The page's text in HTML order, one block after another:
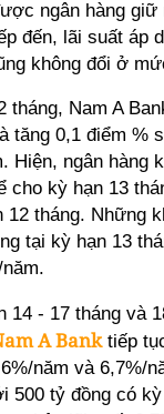
ngân hàng giữ
đến, lãi suất áp
không đổi ở
tháng, Nam A
tăng 0,1 điểm %
Hiện, ngân hàng
cho kỳ hạn 13
12 tháng. Những
tại kỳ hạn 13
14 - 17 tháng và
A Banktiếp
năm và 6,7%/
500 tỷ đồng có